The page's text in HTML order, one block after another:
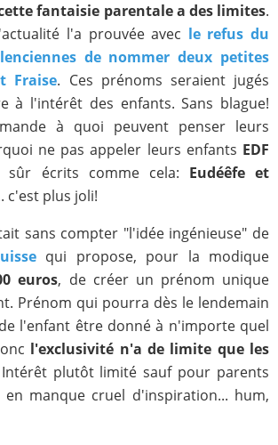
fantaisie parentale a des limites.
l'a prouvée avec le refus du
de nommer deux petites
Fraise. Ces prénoms seraient jugés
à l'intérêt des enfants. Sans blague!
à quoi peuvent penser leurs
ne pas appeler leurs enfants EDF
sûr écrits comme cela: Eudéêfe et
c'est plus joli!
sans compter "l'idée ingénieuse" de
qui propose, pour la modique
euros, de créer un prénom unique
Prénom qui pourra dès le lendemain
l'enfant être donné à n'importe quel
l'exclusivité n'a de limite que les
plutôt limité sauf pour parents
manque cruel d'inspiration... hum,